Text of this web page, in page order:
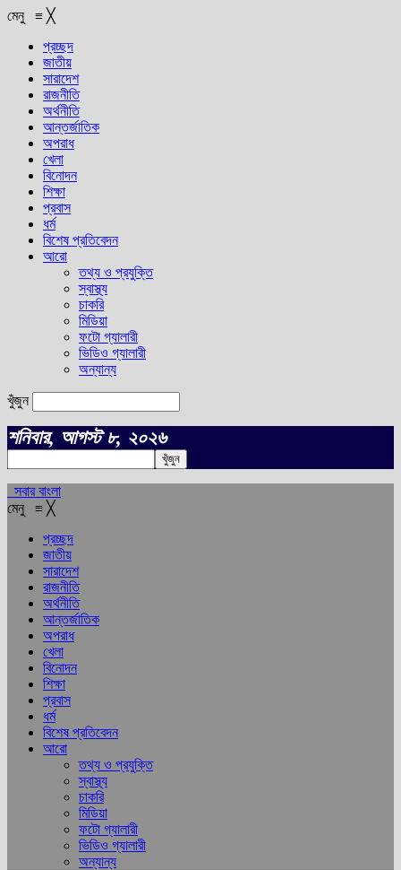
মেনু ≡ ╳
প্রচ্ছদ
জাতীয়
সারাদেশ
রাজনীতি
অর্থনীতি
আন্তর্জাতিক
অপরাধ
খেলা
বিনোদন
শিক্ষা
প্রবাস
ধর্ম
বিশেষ প্রতিবেদন
আরো
তথ্য ও প্রযুক্তি
স্বাস্থ্য
চাকরি
মিডিয়া
ফটো গ্যালারী
ভিডিও গ্যালারী
অন্যান্য
খুঁজুন
শনিবার, আগস্ট ৮, ২০২৬
সবার বাংলা
মেনু ≡ ╳
প্রচ্ছদ
জাতীয়
সারাদেশ
রাজনীতি
অর্থনীতি
আন্তর্জাতিক
অপরাধ
খেলা
বিনোদন
শিক্ষা
প্রবাস
ধর্ম
বিশেষ প্রতিবেদন
আরো
তথ্য ও প্রযুক্তি
স্বাস্থ্য
চাকরি
মিডিয়া
ফটো গ্যালারী
ভিডিও গ্যালারী
অন্যান্য